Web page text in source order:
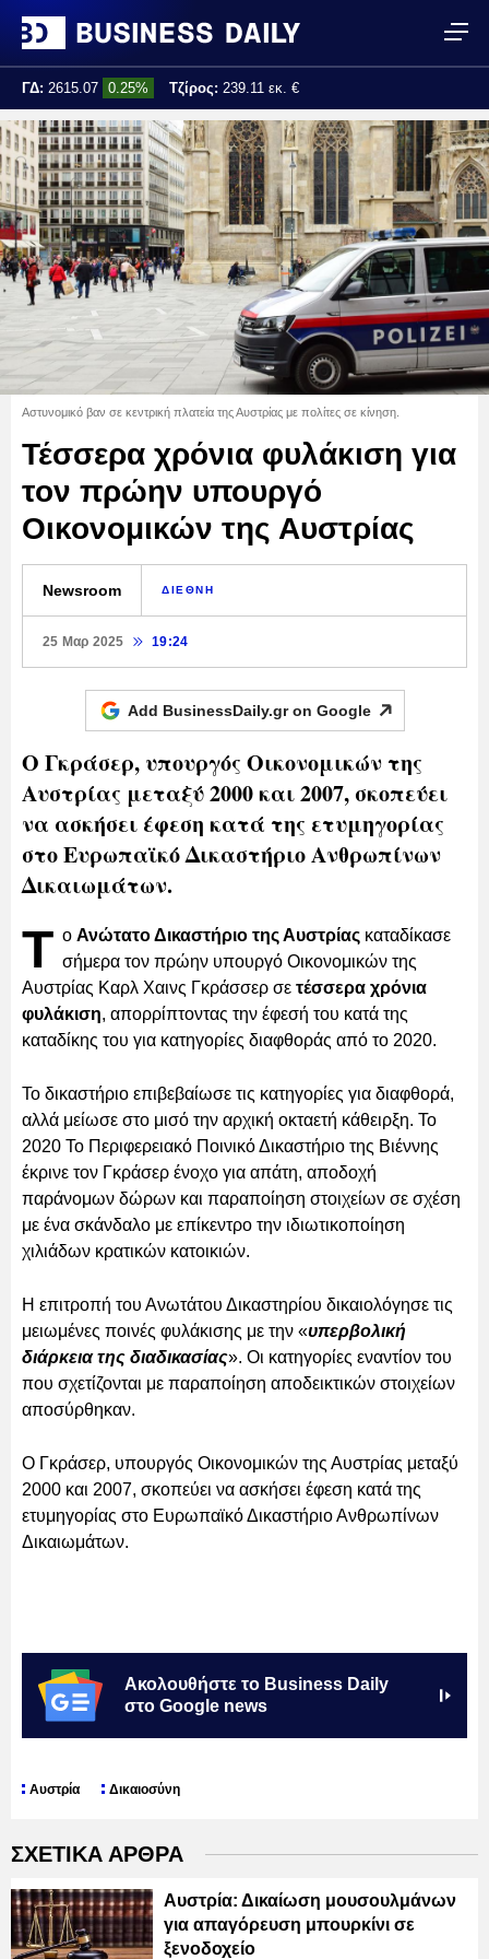
ΓΔ: 2615.07 0.25% Τζίρος: 239.11 εκ. €
Τελ. ενημέρωση: 17:25:01
Αστυνομικό βαν σε κεντρική πλατεία της Αυστρίας με πολίτες σε κίνηση.
Τέσσερα χρόνια φυλάκιση για
τον πρώην υπουργό
Οικονομικών της Αυστρίας
Newsroom ΔΙΕΘΝΗ
25 Μαρ 2025 19:24
Add BusinessDaily.gr on Google
Ο Γκράσερ, υπουργός Οικονομικών της
Αυστρίας μεταξύ 2000 και 2007, σκοπεύει
να ασκήσει έφεση κατά της ετυμηγορίας
στο Ευρωπαϊκό Δικαστήριο Ανθρωπίνων
Δικαιωμάτων.
Τ ο Ανώτατο Δικαστήριο της Αυστρίας καταδίκασε
σήμερα τον πρώην υπουργό Οικονομικών της
Αυστρίας Καρλ Χαινς Γκράσσερ σε τέσσερα χρόνια
φυλάκιση, απορρίπτοντας την έφεσή του κατά της
καταδίκης του για κατηγορίες διαφθοράς από το 2020.
Το δικαστήριο επιβεβαίωσε τις κατηγορίες για διαφθορά,
αλλά μείωσε στο μισό την αρχική οκταετή κάθειρξη. Το
2020 Το Περιφερειακό Ποινικό Δικαστήριο της Βιέννης
έκρινε τον Γκράσερ ένοχο για απάτη, αποδοχή
παράνομων δώρων και παραποίηση στοιχείων σε σχέση
με ένα σκάνδαλο με επίκεντρο την ιδιωτικοποίηση
χιλιάδων κρατικών κατοικιών.
Η επιτροπή του Ανωτάτου Δικαστηρίου δικαιολόγησε τις
μειωμένες ποινές φυλάκισης με την «υπερβολική
διάρκεια της διαδικασίας». Οι κατηγορίες εναντίον του
που σχετίζονται με παραποίηση αποδεικτικών στοιχείων
αποσύρθηκαν.
Ο Γκράσερ, υπουργός Οικονομικών της Αυστρίας μεταξύ
2000 και 2007, σκοπεύει να ασκήσει έφεση κατά της
ετυμηγορίας στο Ευρωπαϊκό Δικαστήριο Ανθρωπίνων
Δικαιωμάτων.
Ακολουθήστε το Business Daily
στο Google news
Αυστρία Δικαιοσύνη
ΣΧΕΤΙΚΑ ΑΡΘΡΑ
Αυστρία: Δικαίωση μουσουλμάνων
για απαγόρευση μπουρκίνι σε
ξενοδοχείο